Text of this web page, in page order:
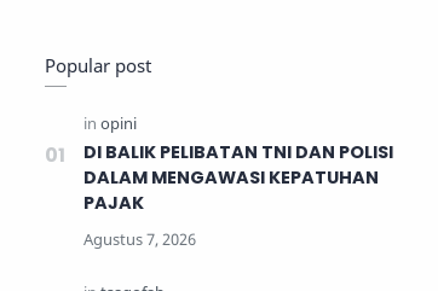
Popular post
DI BALIK PELIBATAN TNI DAN POLISI
DALAM MENGAWASI KEPATUHAN
PAJAK